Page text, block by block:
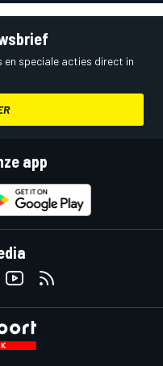
speciale acties direct in
app